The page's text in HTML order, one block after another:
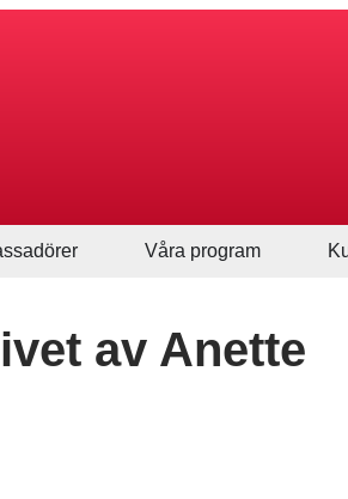
Våra program
av Anette